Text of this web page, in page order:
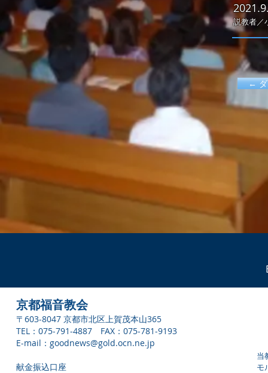
説教者／
← ダ
京都福音教会
〒603-8047 京都市北区上賀茂本山365
TEL：075-791-4887 FAX：075-781-9193
E-mail： goodnews@gold.ocn.ne.jp
献金振込口座
当
モ